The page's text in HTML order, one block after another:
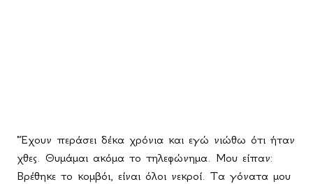
"Έχουν περάσει δέκα χρόνια και εγώ νιώθω ότι ήταν
χθες. Θυμάμαι ακόμα το τηλεφώνημα. Μου είπαν:
Βρέθηκε το κομβόι, είναι όλοι νεκροί. Τα γόνατα μου